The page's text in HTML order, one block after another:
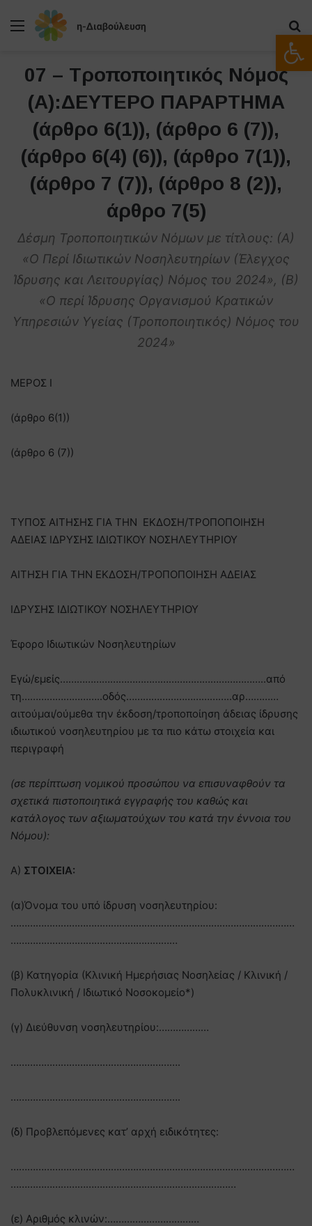
Μενού
07 – Τροποποιητικός Νόμος
(Α):ΔΕΥΤΕΡΟ ΠΑΡΑΡΤΗΜΑ
(άρθρο 6(1)), (άρθρο 6 (7)),
(άρθρο 6(4) (6)), (άρθρο 7(1)),
(άρθρο 7 (7)), (άρθρο 8 (2)),
άρθρο 7(5)
Δέσμη Τροποποιητικών Νόμων με τίτλους: (Α)
«Ο Περί Ιδιωτικών Νοσηλευτηρίων (Έλεγχος
Ίδρυσης και Λειτουργίας) Νόμος του 2024», (Β)
«Ο περί Ίδρυσης Οργανισμού Κρατικών
Υπηρεσιών Υγείας (Τροποποιητικός) Νόμος του
2024»
ΜΕΡΟΣ I
(άρθρο 6(1))
(άρθρο 6 (7))
ΤΥΠΟΣ ΑΙΤΗΣΗΣ ΓΙΑ ΤΗΝ ΕΚΔΟΣΗ/ΤΡΟΠΟΠΟΙΗΣΗ
ΑΔΕΙΑΣ ΙΔΡΥΣΗΣ ΙΔΙΩΤΙΚΟΥ ΝΟΣΗΛΕΥΤΗΡΙΟΥ
ΑΙΤΗΣΗ ΓΙΑ ΤΗΝ ΕΚΔΟΣΗ/ΤΡΟΠΟΠΟΙΗΣΗ ΑΔΕΙΑΣ
ΙΔΡΥΣΗΣ ΙΔΙΩΤΙΚΟΥ ΝΟΣΗΛΕΥΤΗΡΙΟΥ
Έφορο Ιδιωτικών Νοσηλευτηρίων
Εγώ/εμείς………………………………………………………………..από
τη………………………..οδός………………………………..αρ…………
αιτούμαι/ούμεθα την έκδοση/τροποποίηση άδειας ίδρυσης
ιδιωτικού νοσηλευτηρίου με τα πιο κάτω στοιχεία και
περιγραφή
(σε περίπτωση νομικού προσώπου να επισυναφθούν τα
σχετικά πιστοποιητικά εγγραφής του καθώς και
κατάλογος των αξιωματούχων του κατά την έννοια του
Νόμου):
Α) ΣΤΟΙΧΕΙΑ:
(α)Όνομα του υπό ίδρυση νοσηλευτηρίου:
…………………………………………………………………………………………
……………………………………………………
(β) Κατηγορία (Κλινική Ημερήσιας Νοσηλείας / Κλινική /
Πολυκλινική / Ιδιωτικό Νοσοκομείο*)
(γ) Διεύθυνση νοσηλευτηρίου:………………
…………………………………………………….
…………………………………………………….
(δ) Προβλεπόμενες κατ’ αρχή ειδικότητες:
…………………………………………………………………………………………
………………………………………………………………………
(ε) Αριθμός κλινών:……………………………